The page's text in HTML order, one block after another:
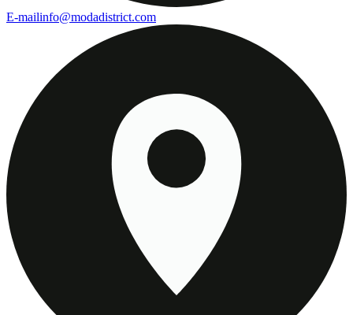
E-mailinfo@modadistrict.com